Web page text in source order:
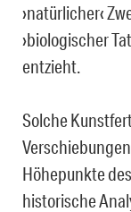
›natürlicher‹
›biologischer
entzieht.
Solche
Höhepunkte
historische